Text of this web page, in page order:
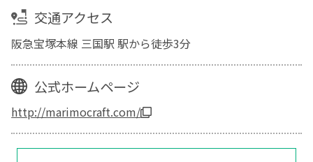
交通アクセス
阪急宝塚本線 三国駅 駅から徒歩3分
公式ホームページ
http://marimocraft.com/